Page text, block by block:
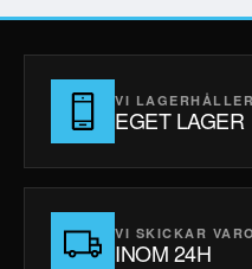
VI
EGET LAGER
VI SKICKAR
INOM 24H